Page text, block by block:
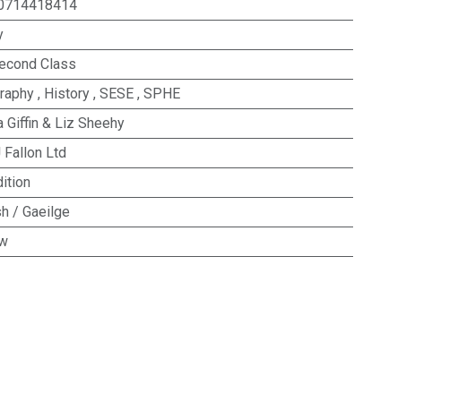
Class
, History, SESE, SPHE
Giffin & Liz Sheehy
Fallon Ltd
/ Gaeilge